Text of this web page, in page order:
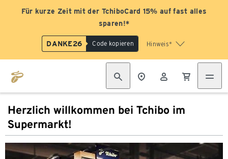
Für kurze Zeit mit der TchiboCard 15% auf fast alles
sparen!*
DANKE26 Code kopieren Hinweis*
Herzlich willkommen bei Tchibo im
Supermarkt!